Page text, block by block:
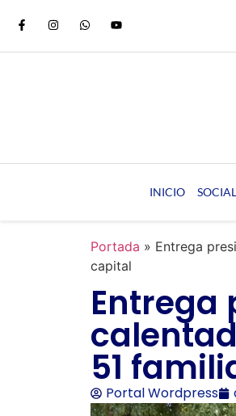
INICIO
Portada » Entrega
capital
Entrega
51
Portal Wordpress